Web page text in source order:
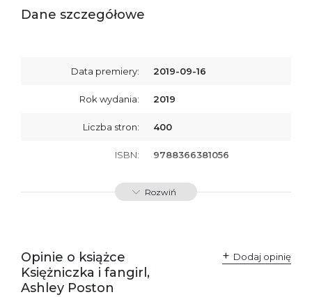
Dane szczegółowe
Data premiery: 2019-09-16
Rok wydania: 2019
Liczba stron: 400
ISBN: 9788366381056
SKU: E201151
kontakt@wydajenamsie.pl
Rozwiń
Opinie o książce
Księżniczka i fangirl,
Ashley Poston
Dodaj opinię